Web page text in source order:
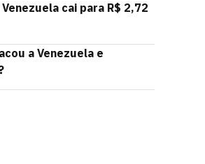
cai para R$ 2,72
a Venezuela e